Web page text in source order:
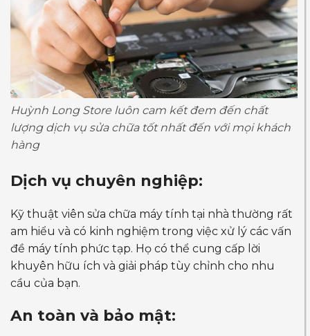
Huỳnh Long Store luôn cam kết đem đến chất
lượng dịch vụ sửa chữa tốt nhất đến với mọi khách
hàng
Dịch vụ chuyên nghiệp:
Kỹ thuật viên sửa chữa máy tính tại nhà thường rất
am hiểu và có kinh nghiệm trong việc xử lý các vấn
đề máy tính phức tạp. Họ có thể cung cấp lời
khuyên hữu ích và giải pháp tùy chỉnh cho nhu
cầu của bạn.
An toàn và bảo mật: